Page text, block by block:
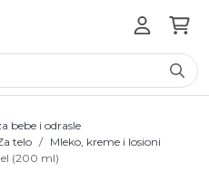
bebe i odrasle
telo
Mleko, kreme i losioni
(200 ml)